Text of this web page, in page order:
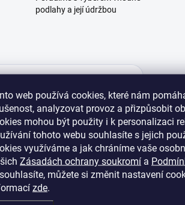
web používá cookies, které nám
analyzovat provoz a přizpůsobit
mohou být použity i k personalizaci
tohoto webu souhlasíte s jejich
využíváme a jak chráníme vaše
Zásadách ochrany soukromí a
můžete si změnit nastavení
zde.
podlahy a její údržbou
dokončeni montáže podlahové krytiny . Lišty
zeď před vlhkostí a poškozením. Výsledek
v podobě rohů, spojek a koncovek
Thermofix a Imperio. Snadný nákup – celý
Dokonalý tvar – profil lišty byl navržen tak,
a vyrovnával případné nerovnosti.